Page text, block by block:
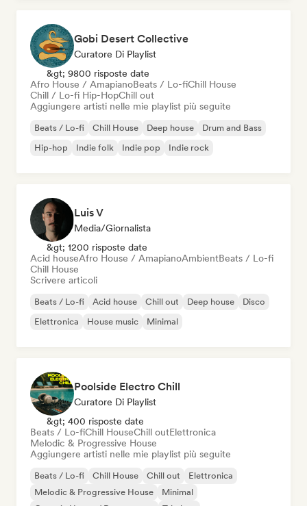
Gobi Desert Collective
Curatore Di Playlist
&gt; 9800 risposte date
Afro House / AmapianoBeats / Lo-fiChill House
Chill / Lo-fi Hip-HopChill out
Aggiungere artisti nelle mie playlist più seguite
Beats / Lo-fi Chill House Deep house
Drum and Bass
Hip-hop
Indie folk Indie pop Indie rock
Luis V
Media/Giornalista
&gt; 1200 risposte date
Acid houseAfro House / AmapianoAmbientBeats / Lo-fi
Chill House
Scrivere articoli
Beats / Lo-fi Acid house Chill out Deep house
Disco
Elettronica
House music Minimal
Poolside Electro Chill
Curatore Di Playlist
&gt; 400 risposte date
Beats / Lo-fiChill HouseChill outElettronica
Melodic & Progressive House
Aggiungere artisti nelle mie playlist più seguite
Beats / Lo-fi Chill House Chill out
Elettronica
Melodic & Progressive House
Minimal